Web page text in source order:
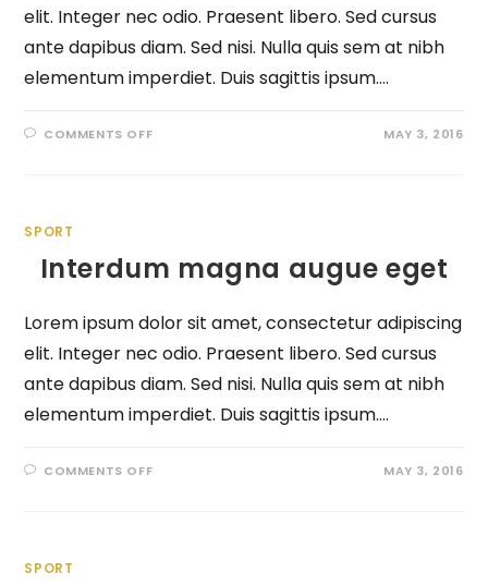
elit. Integer nec odio. Praesent libero. Sed cursus
ante dapibus diam. Sed nisi. Nulla quis sem at nibh
elementum imperdiet. Duis sagittis ipsum.…
COMMENTS OFF MAY 3, 2016
SPORT
Interdum magna augue eget
Lorem ipsum dolor sit amet, consectetur adipiscing
elit. Integer nec odio. Praesent libero. Sed cursus
ante dapibus diam. Sed nisi. Nulla quis sem at nibh
elementum imperdiet. Duis sagittis ipsum.…
COMMENTS OFF MAY 3, 2016
SPORT